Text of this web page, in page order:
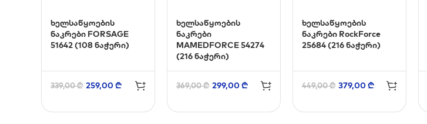
ხელსაწყოების
ნაკრები FORSAGE
51642 (108 ნაჭერი)
339,00₾ 259,00₾
ხელსაწყოების
ნაკრები
MAMEDFORCE 54274
(216 ნაჭერი)
369,00₾ 299,00₾
ხელსაწყოების
ნაკრები RockForce
25684 (216 ნაჭერი)
449,00₾ 379,00₾